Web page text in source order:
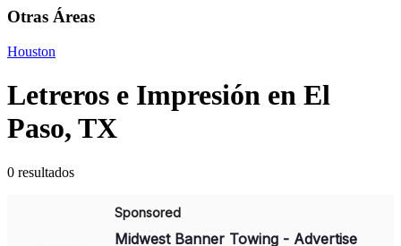
Otras Áreas
Houston
Letreros e Impresión en El
Paso, TX
0 resultados